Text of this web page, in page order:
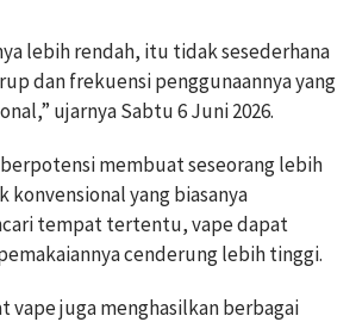
lebih rendah, itu tidak sesederhana
dan frekuensi penggunaannya yang
ujarnya Sabtu 6 Juni 2026.
membuat seseorang lebih
yang biasanya
tempat tertentu, vape dapat
cenderung lebih tinggi.
vape juga menghasilkan berbagai